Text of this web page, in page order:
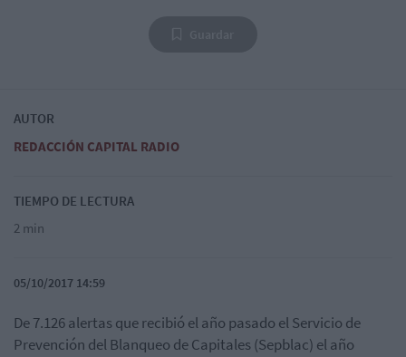
AUTOR
REDACCIÓN CAPITAL RADIO
TIEMPO DE LECTURA
2 min
05/10/2017 14:59
De 7.126 alertas que recibió el año pasado el Servicio de
Prevención del Blanqueo de Capitales (Sepblac) el año